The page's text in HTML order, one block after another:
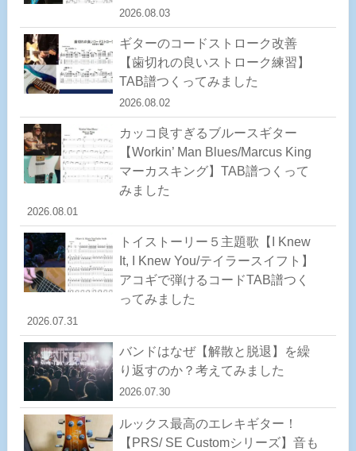
2026.08.03
ギターのコードストローク改善
【歯切れの良いストローク練習】
TAB譜つくってみました
2026.08.02
カッコ良すぎるブルースギター
【Workin’ Man Blues/Marcus King
マーカスキング】TAB譜つくって
みました
2026.08.01
トイストーリー５主題歌【I Knew
It, I Knew You/テイラースイフト】
アコギで弾けるコードTAB譜つく
ってみました
2026.07.31
バンドはなぜ【解散と脱退】を繰
り返すのか？考えてみました
2026.07.30
ルックス最高のエレキギター！
【PRS/ SE Customシリーズ】音も